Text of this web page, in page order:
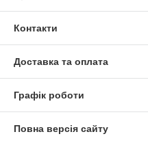
Контакти
Доставка та оплата
Графік роботи
Повна версія сайту